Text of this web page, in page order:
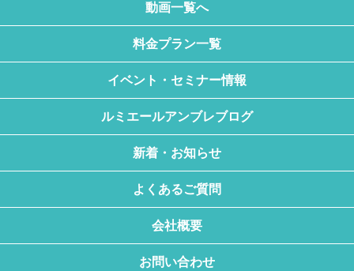
動画一覧へ
料金プラン一覧
イベント・セミナー情報
ルミエールアンブレブログ
新着・お知らせ
よくあるご質問
会社概要
お問い合わせ